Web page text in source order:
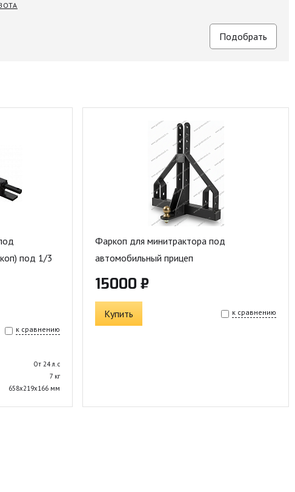
под 1/3
к сравнению
От 24 л. с
7 кг
658х219х166 мм
Фаркоп для минитрактора под
автомобильный прицеп
15000 ₽
Купить к сравнению